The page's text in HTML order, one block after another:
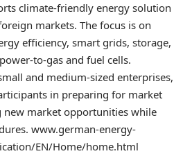
climate-friendly energy solution
markets. The focus is on
efficiency, smart grids, storage,
to-gas and fuel cells.
and medium-sized enterprises,
in preparing for market
market opportunities while
www.german-energy-
EN/Home/home.html